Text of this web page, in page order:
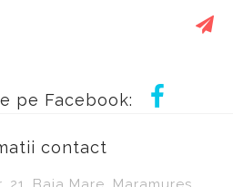
pe Facebook:
contact